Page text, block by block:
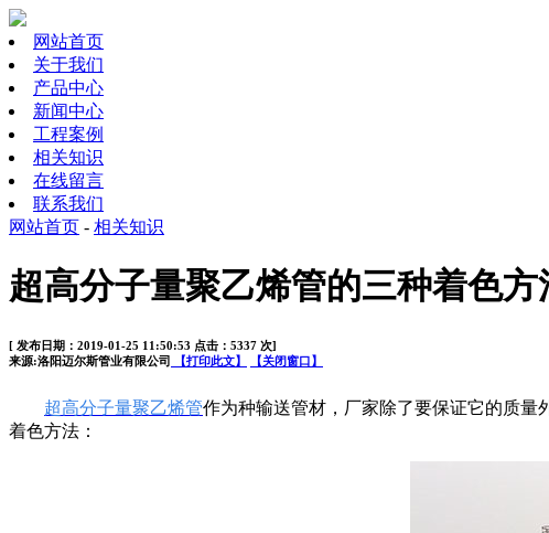
网站首页
关于我们
产品中心
新闻中心
工程案例
相关知识
在线留言
联系我们
网站首页 - 相关知识
超高分子量聚乙烯管的三种着色方
[ 发布日期：2019-01-25 11:50:53 点击：5337 次]
来源:洛阳迈尔斯管业有限公司
【打印此文】 【关闭窗口】
超高分子量聚乙烯管作为种输送管材，厂家除了要保证它的质量
着色方法：